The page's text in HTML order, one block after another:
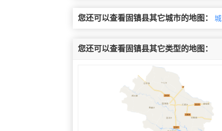
您还可以查看固镇县其它城市的地图：
您还可以查看固镇县其它类型的地图：